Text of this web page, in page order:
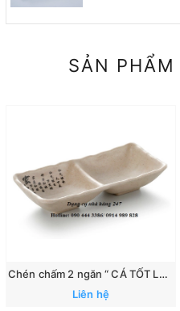
SẢN
Chén chấm 2 ngăn “ CÁ TỐT LÀNH”: 167
Liên hệ